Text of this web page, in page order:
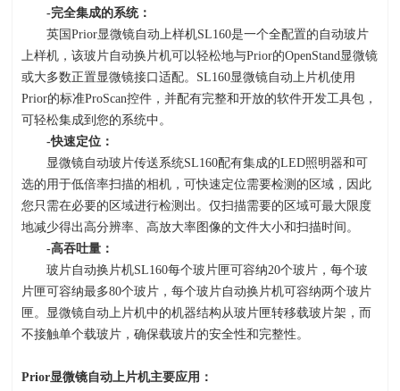
-完全集成的系统：
英国Prior显微镜自动上样机SL160是一个全配置的自动玻片
上样机，该玻片自动换片机可以轻松地与Prior的OpenStand显微镜
或大多数正置显微镜接口适配。 SL160显微镜自动上片机使用
Prior的标准ProScan控件，并配有完整和开放的软件开发工具包，
可轻松集成到您的系统中。
-快速定位：
显微镜自动玻片传送系统SL160配有集成的LED照明器和可
选的用于低倍率扫描的相机，可快速定位需要检测的区域，因此
您只需在必要的区域进行检测出。仅扫描需要的区域可最大限度
地减少得出高分辨率、高放大率图像的文件大小和扫描时间。
-高吞吐量：
玻片自动换片机SL160每个玻片匣可容纳20个玻片，每个玻
片匣可容纳最多80个玻片，每个玻片自动换片机可容纳两个玻片
匣。显微镜自动上片机中的机器结构从玻片匣转移载玻片架，而
不接触单个载玻片，确保载玻片的安全性和完整性。
Prior显微镜自动上片机主要应用：